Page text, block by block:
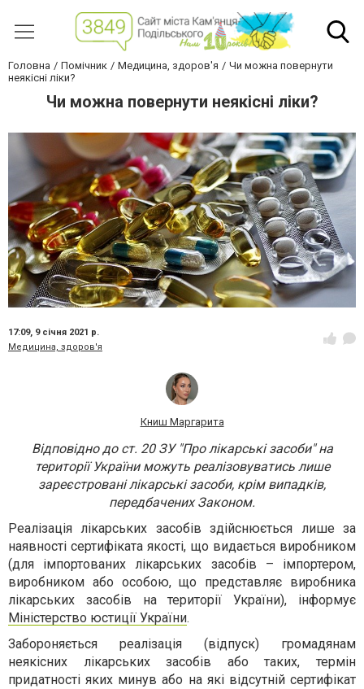
Головна Помічник Медицина, здоров'я
Чи можна повернути
неякісні ліки?
Чи можна повернути неякісні ліки?
17:09, 9 січня 2021 р.
Медицина, здоров'я
Книш Маргарита
Відповідно до ст. 20 ЗУ "Про лікарські засоби" на
території України можуть реалізовуватись лише
зареєстровані лікарські засоби, крім випадків,
передбачених Законом.
Реалізація лікарських засобів здійснюється лише за
наявності сертифіката якості, що видається виробником
(для імпортованих лікарських засобів – імпортером,
виробником або особою, що представляє виробника
лікарських засобів на території України), інформує
Міністерство юстиції України.
Забороняється реалізація (відпуск) громадянам
неякісних лікарських засобів або таких, термін
придатності яких минув або на які відсутній сертифікат